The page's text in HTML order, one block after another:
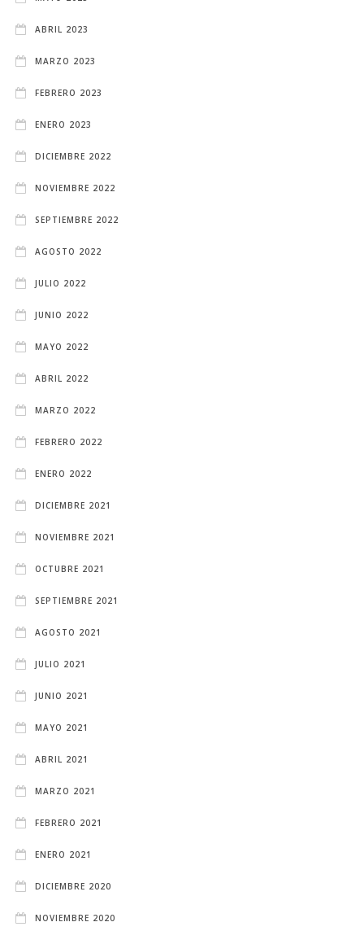
ABRIL 2023
MARZO 2023
FEBRERO 2023
ENERO 2023
DICIEMBRE 2022
NOVIEMBRE 2022
SEPTIEMBRE 2022
AGOSTO 2022
JULIO 2022
JUNIO 2022
MAYO 2022
ABRIL 2022
MARZO 2022
FEBRERO 2022
ENERO 2022
DICIEMBRE 2021
NOVIEMBRE 2021
OCTUBRE 2021
SEPTIEMBRE 2021
AGOSTO 2021
JULIO 2021
JUNIO 2021
MAYO 2021
ABRIL 2021
MARZO 2021
FEBRERO 2021
ENERO 2021
DICIEMBRE 2020
NOVIEMBRE 2020